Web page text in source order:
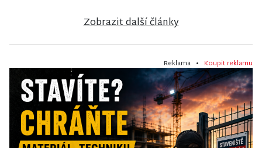
Zobrazit další články
Reklama • Koupit reklamu